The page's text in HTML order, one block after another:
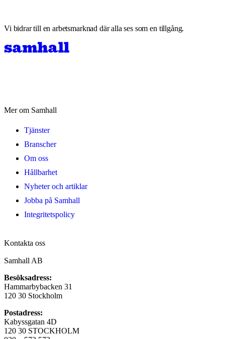
Vi bidrar till en arbetsmarknad där alla ses som en tillgång.
Mer om Samhall
Tjänster
Branscher
Om oss
Hållbarhet
Nyheter och artiklar
Jobba på Samhall
Integritetspolicy
Kontakta oss
Samhall AB
Besöksadress:
Hammarbybacken 31
120 30 Stockholm
Postadress:
Kabyssgatan 4D
120 30 STOCKHOLM